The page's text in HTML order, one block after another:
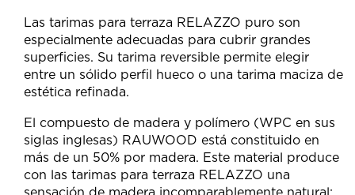
Las tarimas para terraza RELAZZO puro son
especialmente adecuadas para cubrir grandes
superficies. Su tarima reversible permite elegir
entre un sólido perfil hueco o una tarima maciza de
estética refinada.
El compuesto de madera y polímero (WPC en sus
siglas inglesas) RAUWOOD está constituido en
más de un 50% por madera. Este material produce
con las tarimas para terraza RELAZZO una